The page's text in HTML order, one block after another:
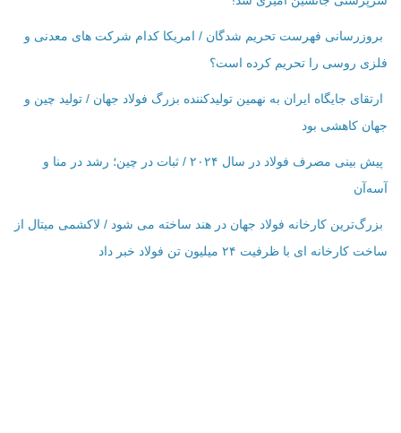
بروزرسانی فهرست تحریم شدگان / امریکا کدام شرکت ‌های معدنی و
فلزی روسی را تحریم کرده است؟
ارتقای جایگاه ایران به نهمین تولیدکننده بزرگ فولاد جهان / تولید چین و
جهان کاهشی بود
پیش بینی مصرف فولاد در سال ۲۰۲۴ / ثبات در چین؛ رشد در منا و
آسه‌آن
بزرگ‌ترین کارخانه فولاد جهان در هند ساخته می شود / لاکشمی میتال از
ساخت کارخانه ای با ظرفیت ۲۴ میلیون تن فولاد خبر داد